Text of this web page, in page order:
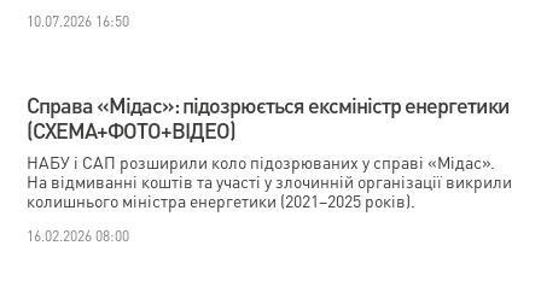
10.07.2026 16:50
Справа «Мідас»: підозрюється ексміністр енергетики
(СХЕМА+ФОТО+ВІДЕО)
НАБУ і САП розширили коло підозрюваних у справі «Мідас».
На відмиванні коштів та участі у злочинній організації викрили
колишнього міністра енергетики (2021–2025 років).
16.02.2026 08:00